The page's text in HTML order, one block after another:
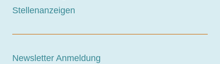
Stellenanzeigen
Newsletter Anmeldung